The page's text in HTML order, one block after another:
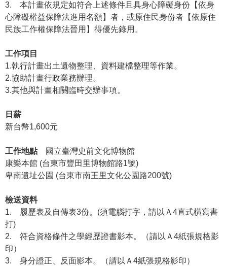
識
我
們
便
民
服
務
性
別
等
專
區
友
善
施
服
務
3.
本計畫依規定如符合上述條件且具身心障礙身份【依身
心障礙權益保障法進用名額】者，或原住民身份者【依原住
民族工作權保障法晉用】得優先錄用。
工作項目
1.執行計畫出土遺物整理、資料建檔整理等作業。
2.協助計畫行政業務辦理。
3.其他與計畫相關臨時交辦事項。
日薪
新台幣1,600元
工作地點
國立臺灣史前文化博物館
康樂本館 (台東市豐田里博物館路1號)
卑南遺址公園 (台東市南王里文化公園路200號)
檢送資料
1.
履歷表及自傳表3份。(須電腦打字，請以Ａ4直式橫寫書
打)
2.
符合資格條件之學經歷證書影本。（請以Ａ4紙張規格影
印）
3.
身分證正、反面影本。（請以Ａ4紙張規格影印）